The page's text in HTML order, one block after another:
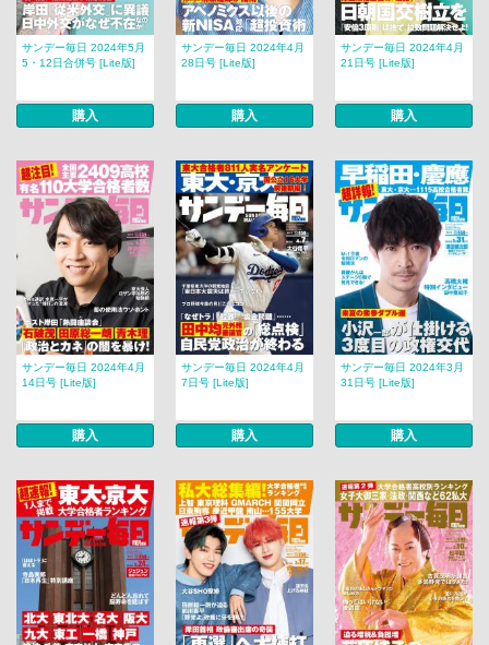
サンデー毎日 2024年5月
5・12日合併号 [Lite版]
購入
サンデー毎日 2024年4月
28日号 [Lite版]
購入
サンデー毎日 2024年4月
21日号 [Lite版]
購入
サンデー毎日 2024年4月
14日号 [Lite版]
購入
サンデー毎日 2024年4月
7日号 [Lite版]
購入
サンデー毎日 2024年3月
31日号 [Lite版]
購入